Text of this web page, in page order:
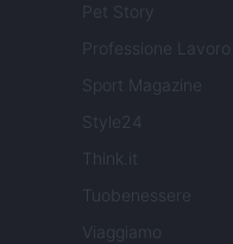
Pet Story
Professione Lavoro
Sport Magazine
Style24
Think.it
Tuobenessere
Viaggiamo